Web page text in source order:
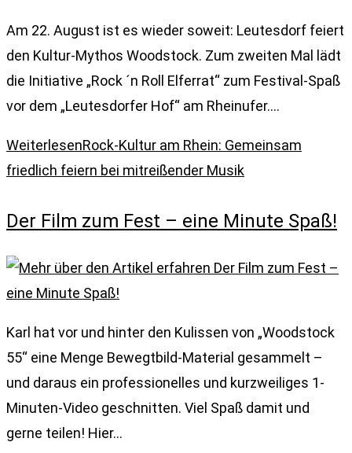
Am 22. August ist es wieder soweit: Leutesdorf feiert
den Kultur-Mythos Woodstock. Zum zweiten Mal lädt
die Initiative „Rock ´n Roll Elferrat“ zum Festival-Spaß
vor dem „Leutesdorfer Hof“ am Rheinufer.…
WeiterlesenRock-Kultur am Rhein: Gemeinsam
friedlich feiern bei mitreißender Musik
Der Film zum Fest – eine Minute Spaß!
Karl hat vor und hinter den Kulissen von „Woodstock
55“ eine Menge Bewegtbild-Material gesammelt –
und daraus ein professionelles und kurzweiliges 1-
Minuten-Video geschnitten. Viel Spaß damit und
gerne teilen! Hier…